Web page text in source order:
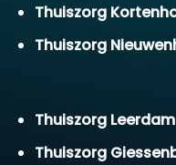
Thuiszorg
Thuiszorg
Thuiszorg Leerdam
Thuiszorg